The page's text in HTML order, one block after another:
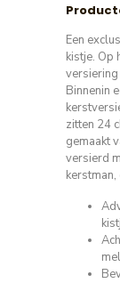
Een
kistje. Op
Binnenin
zitten 24
gemaakt
versierd